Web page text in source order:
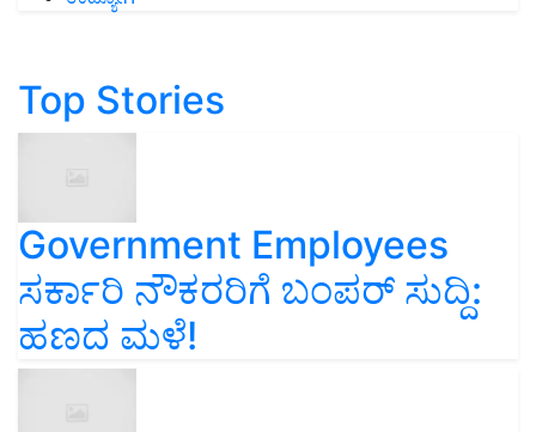
Top Stories
Government Employees
ಸರ್ಕಾರಿ ನೌಕರರಿಗೆ ಬಂಪರ್‌ ಸುದ್ದಿ:
ಹಣದ ಮಳೆ!